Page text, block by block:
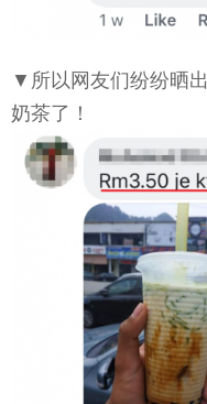
▼所以网友们纷纷晒
奶茶了！